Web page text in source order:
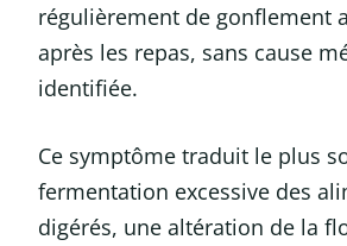
régulièrement de gonflement
après les repas, sans cause
identifiée.
Ce symptôme traduit le plus
fermentation excessive des
digérés, une altération de la